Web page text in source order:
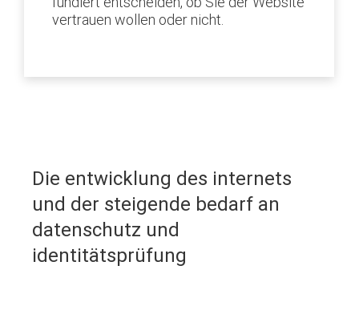
vertrauen wollen oder nicht.
Die entwicklung des internets
und der steigende bedarf an
datenschutz und
identitätsprüfung